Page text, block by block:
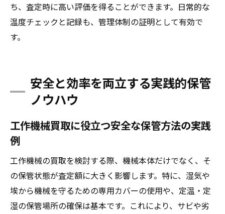
ち、査定時に高い評価を得ることができます。日常的な
温度チェックと記録も、管理体制の証明として有効で
す。
安全と効率を両立する実践的保管
ノウハウ
工作機械買取に役立つ安全な保管方法の実践
例
工作機械の買取を検討する際、機械本体だけでなく、そ
の保管状態が査定額に大きく影響します。特に、湿気や
埃から機械を守るための専用カバーの使用や、定温・定
湿の保管場所の確保は基本です。これにより、サビや劣